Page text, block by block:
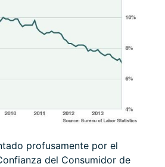
profusamente por el
del Consumidor de